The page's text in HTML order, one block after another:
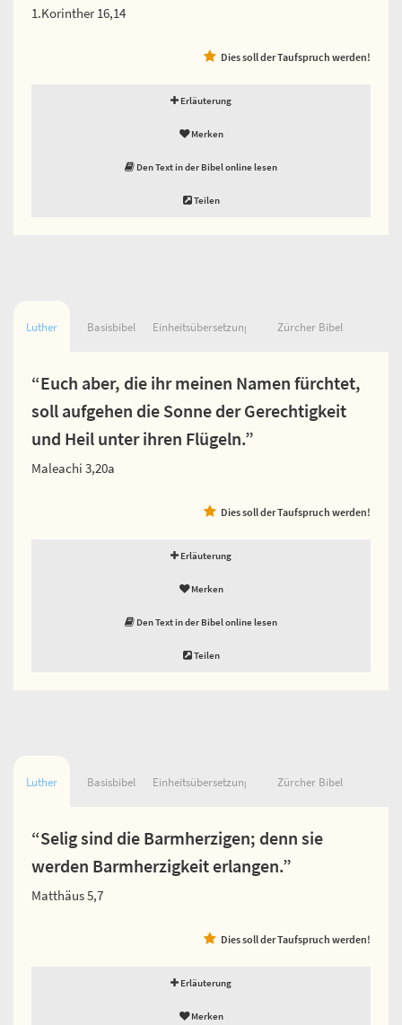
1.Korinther 16,14
Dies soll der Taufspruch werden!
Erläuterung
Merken
Den Text in der Bibel online lesen
Teilen
Luther Basisbibel Einheitsübersetzung Zürcher Bibel
“Euch aber, die ihr meinen Namen fürchtet,
soll aufgehen die Sonne der Gerechtigkeit
und Heil unter ihren Flügeln.”
Maleachi 3,20a
Dies soll der Taufspruch werden!
Erläuterung
Merken
Den Text in der Bibel online lesen
Teilen
Luther Basisbibel Einheitsübersetzung Zürcher Bibel
“Selig sind die Barmherzigen; denn sie
werden Barmherzigkeit erlangen.”
Matthäus 5,7
Dies soll der Taufspruch werden!
Erläuterung
Merken